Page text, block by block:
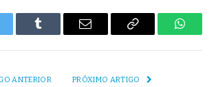
Tumblr
E-
Copiar
ANTERIOR PRÓXIMO ARTIGO